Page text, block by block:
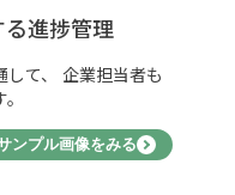
進捗管理
て、 企業担当者も
ンプル画像をみる